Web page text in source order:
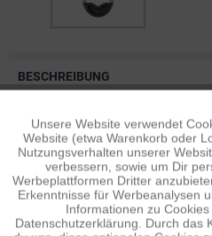
BESCHREIBUNG
BEWERTUNGEN
0
Bewertungen lesen, schreiben
ÄHNLICHE ARTIKEL
Funktionale
Tracking
Personalisierung
Unsere Website verwendet
Website (etwa Warenkorb oder
Nutzungsverhalten unserer
verbessern, sowie um Dir
Werbeplattformen Dritter
Erkenntnisse für Werbeanalysen
Informationen zu
Datenschutzerklärung. Durch das